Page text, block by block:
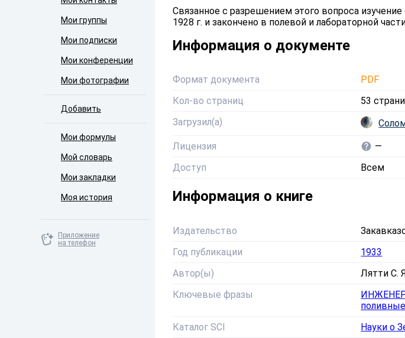
Мои группы
Мои подписки
Мои конференции
Мои фотографии
Добавить
Мои формулы
Мой словарь
Мои закладки
Моя история
Приложение
на телефон
Связанное с разрешением этого вопроса изучение
1928 г. и закончено в полевой и лабораторной
Информация о документе
Формат документа
PDF
Кол-во страниц
53
Загрузил(а)
Лицензия
—
Доступ
Всем
Информация о книге
Издательство
Год публикации
1933
Автор(ы)
Лятти С.
Ключевые фразы
Каталог SCI
Науки о